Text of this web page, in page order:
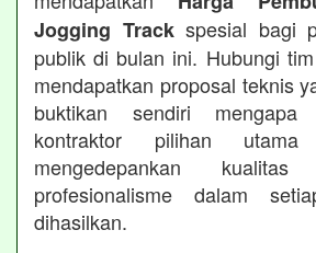
Jogging Trackspesial bagi
publik di bulan ini. Hubungi
mendapatkan proposal teknis
buktikan sendiri
kontraktor pilihan
mengedepankan
profesionalisme dalam
dihasilkan.